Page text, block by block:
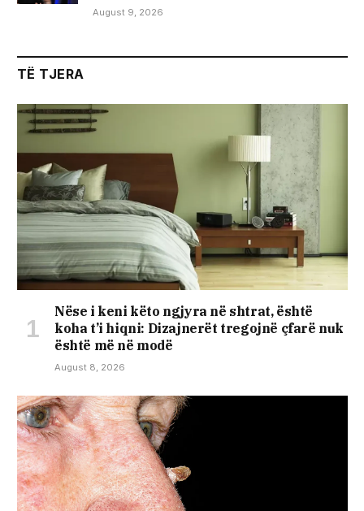
August 9, 2026
TË TJERA
Nëse i keni këto ngjyra në shtrat, është
koha t’i hiqni: Dizajnerët tregojnë çfarë nuk
është më në modë
August 8, 2026